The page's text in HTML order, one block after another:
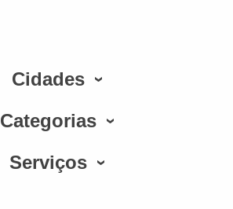
Cidades
Categorias
Serviços